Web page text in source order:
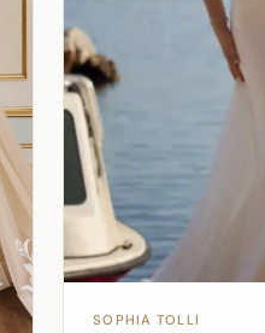
SOPHIA TOLLI